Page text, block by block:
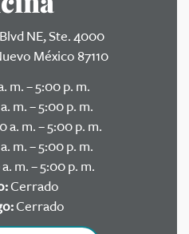
NE, Ste. 4000
México 87110
m. – 5:00 p. m.
m. – 5:00 p. m.
a. m. – 5:00 p. m.
m. – 5:00 p. m.
m. – 5:00 p. m.
Cerrado
Cerrado